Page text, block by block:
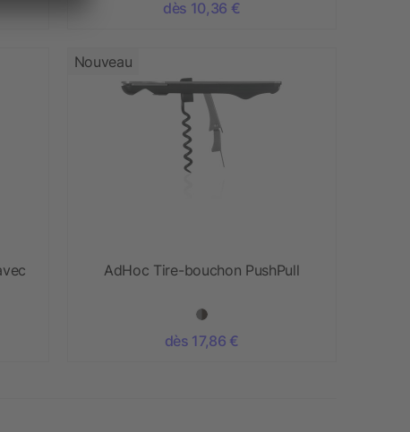
dès 10,36 €
Nouveau
AdHoc Tire-bouchon PushPull
dès 17,86 €